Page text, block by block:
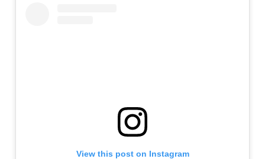
View this post on Instagram